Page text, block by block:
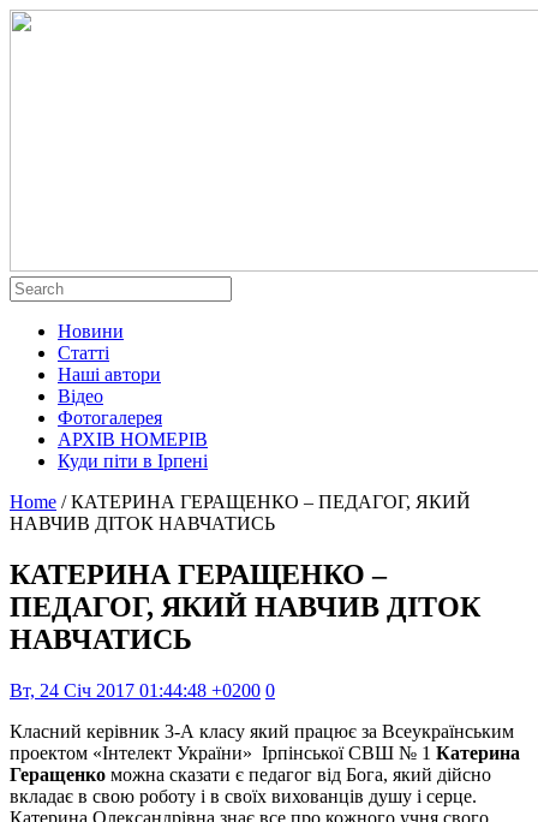
Новини
Статті
Наші автори
Відео
Фотогалерея
АРХІВ НОМЕРІВ
Куди піти в Ірпені
Home / КАТЕРИНА ГЕРАЩЕНКО – ПЕДАГОГ, ЯКИЙ
НАВЧИВ ДІТОК НАВЧАТИСЬ
КАТЕРИНА ГЕРАЩЕНКО –
ПЕДАГОГ, ЯКИЙ НАВЧИВ ДІТОК
НАВЧАТИСЬ
Вт, 24 Січ 2017 01:44:48 +0200 0
Класний керівник 3-А класу який працює за Всеукраїнським
проектом «Інтелект України» Ірпінської СВШ № 1 Катерина
Геращенко можна сказати є педагог від Бога, який дійсно
вкладає в свою роботу і в своїх вихованців душу і серце.
Катерина Олександрівна знає все про кожного учня свого